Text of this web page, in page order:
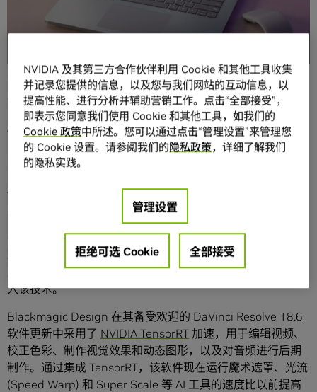
Microsoft Surface Laptop Studio 2
在 NVIDIA Studio 平台的支持下，目前推出的 Surface
Laptop Studio 2 可借助已预装的 Studio 驱动实现超高稳定
性，此外还提供专属工具，从而加速专业创意工作流。
NVIDIA 今日还发布了 DLSS 3.5，将光线重建引入整套 AI 赋
借性能强大的全新 AI 神经网络，在生成完整渲染之前实时产
生更高质量、更逼真的光线追踪图像。
Chaos Vantage 是首款集成光线重建的创意应用。对于游戏
“赛博朋克 2077 (Cyberpunk 2077)”
“往日之影 (Phantom Liberty)”扩展包已于 9 月 26 日引
入该技术。
Blackmagic Design 在其备受欢迎的 DaVinci Resolve 18.6
软件更新中采用了 NVIDIA TensorRT 加速，用于编辑视频、
校正色彩、制作视觉效果和动态图形，以及对音频进行后期
制作。通过集成 TensorRT，该软件现在运行魔术遮罩、光流
(Speed Warp) 和 Super Scale 等 AI 工具的速度比以前提高
NVIDIA 及其第三方合作伙伴利用 Cookie 和其他工具收集
并记录您提供的信息，以及您与我们网站的互动信息，以
提高性能、进行分析并辅助营销工作。点击“全部接受”，
即表示您同意我们使用 Cookie 和其他工具，如我们的
Cookie 政策中所述。您可以通过点击“管理设置”来管理您
的 Cookie 设置。请参阅我们的隐私政策，详细了解我们
的隐私实践。
管理设置
拒绝可选 Cookie 全部接受